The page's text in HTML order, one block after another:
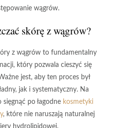
wągrów.
skórę z wągrów?
z wągrówto fundamentalny
który pozwala cieszyć się
jest, aby ten proces był
jak i systematyczny. Na
sięgnąć po łagodne kosmetyki
, które nie naruszają naturalnej
hydrolipidowej.